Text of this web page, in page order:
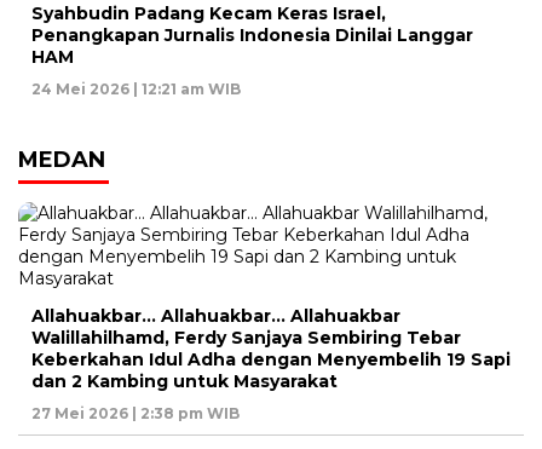
Syahbudin Padang Kecam Keras Israel,
Penangkapan Jurnalis Indonesia Dinilai Langgar
HAM
24 Mei 2026 | 12:21 am WIB
MEDAN
Allahuakbar… Allahuakbar… Allahuakbar
Walillahilhamd, Ferdy Sanjaya Sembiring Tebar
Keberkahan Idul Adha dengan Menyembelih 19 Sapi
dan 2 Kambing untuk Masyarakat
27 Mei 2026 | 2:38 pm WIB